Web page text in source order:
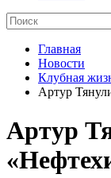
Главная
Новости
Клубная
Артур
Артур